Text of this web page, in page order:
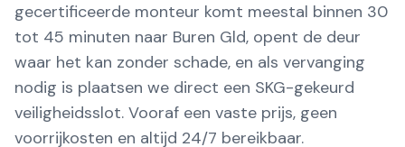
gecertificeerde monteur komt meestal binnen 30
tot 45 minuten naar Buren Gld, opent de deur
waar het kan zonder schade, en als vervanging
nodig is plaatsen we direct een SKG-gekeurd
veiligheidsslot. Vooraf een vaste prijs, geen
voorrijkosten en altijd 24/7 bereikbaar.